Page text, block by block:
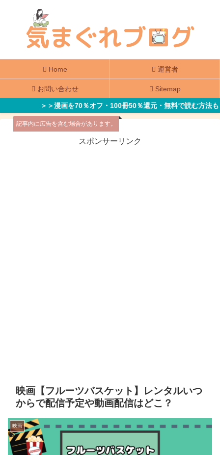
Home 運営者
お問い合わせ Sitemap
＞＞漫画を70％オフ・100冊50％還元・無料で読む方法も
記事内に広告を含む場合があります。
スポンサーリンク
映画【フルーツバスケット】レンタルいつ
からで配信予定や動画配信はどこ？
映画